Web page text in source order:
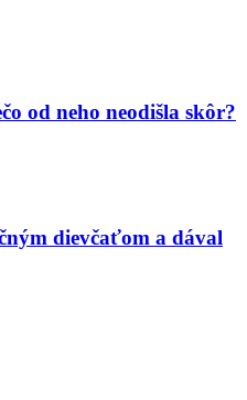
od neho neodišla skôr?
dievčaťom a dával